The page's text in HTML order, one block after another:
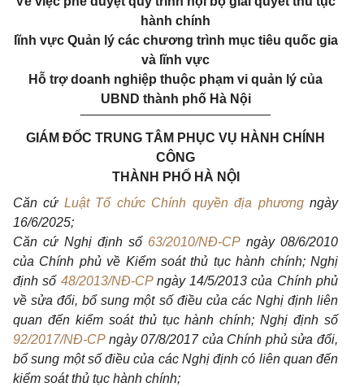
hành chính
lĩnh vực Quản lý các chương trình mục tiêu quốc gia
và lĩnh vực
Hỗ trợ doanh nghiệp thuộc phạm vi quản lý của
UBND thành phố Hà Nội
__________________________
GIÁM ĐỐC TRUNG TÂM PHỤC VỤ HÀNH CHÍNH
CÔNG
THÀNH PHỐ HÀ NỘI
Căn cứ Luật Tổ chức Chính quyền địa phươngngày
16/6/2025;
Căn cứ Nghị định số 63/2010/NĐ-CPngày 08/6/2010
của Chính phủ về Kiểm soát thủ tục hành chính; Nghị
định số 48/2013/NĐ-CPngày 14/5/2013 của Chính phủ
về sửa đổi, bổ sung một số điều của các Nghị định liên
quan đến kiểm soát thủ tục hành chính; Nghị định số
92/2017/NĐ-CPngày 07/8/2017 của Chính phủ sửa đổi,
bổ sung một số điều của các Nghị định có liên quan đến
kiểm soát thủ tục hành chính;